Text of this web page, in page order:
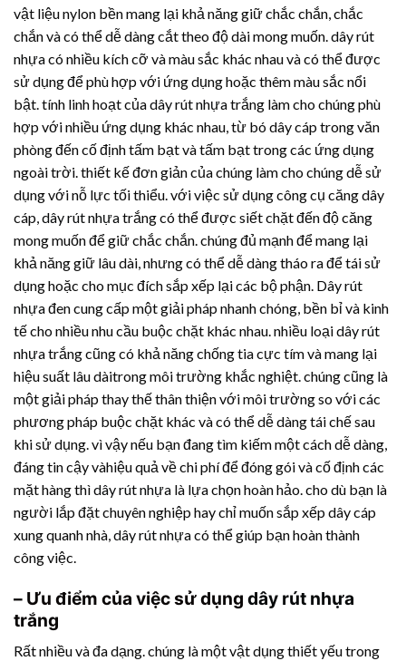
vật liệu nylon bền mang lại khả năng giữ chắc chắn, chắc
chắn và có thể dễ dàng cắt theo độ dài mong muốn.dây rút
nhựacó nhiều kích cỡ và màu sắc khác nhau và có thể được
sử dụng để phù hợp với ứng dụng hoặc thêm màu sắc nổi
bật. tính linh hoạt củadây rút nhựatrắng làm cho chúng phù
hợp với nhiều ứng dụng khác nhau, từ bó dây cáp trong văn
phòng đến cố định tấm bạt và tấm bạt trong các ứng dụng
ngoài trời. thiết kế đơn giản của chúng làm cho chúng dễ sử
dụng với nỗ lực tối thiểu. với việc sử dụng công cụ căng dây
cáp,dây rút nhựatrắng có thể được siết chặt đến độ căng
mong muốn để giữ chắc chắn. chúng đủ mạnh để mang lại
khả năng giữ lâu dài, nhưng có thể dễ dàng tháo ra để tái sử
dụng hoặc cho mục đích sắp xếp lại các bộ phận. Dây rút
nhựađen cung cấp một giải pháp nhanh chóng, bền bỉ và kinh
tế cho nhiều nhu cầu buộc chặt khác nhau. nhiều loạidây rút
nhựatrắng cũng có khả năng chống tia cực tím và mang lại
hiệu suất lâu dàitrong môi trường khắc nghiệt. chúng cũng là
một giải pháp thay thế thân thiện với môi trường so với các
phương pháp buộc chặt khác và có thể dễ dàng tái chế sau
khi sử dụng. vì vậy nếu bạn đang tìm kiếm một cách dễ dàng,
đáng tin cậy vàhiệu quả về chi phí để đóng gói và cố định các
mặt hàng thìdây rút nhựa là lựa chọn hoàn hảo. cho dù bạn là
người lắp đặt chuyên nghiệp hay chỉ muốn sắp xếp dây cáp
xung quanh nhà,dây rút nhựacó thể giúp bạn hoàn thành
công việc.
– Ưu điểm của việc sử dụng dây rút nhựa
trắng
Rất nhiều và đa dạng. chúng là một vật dụng thiết yếu trong